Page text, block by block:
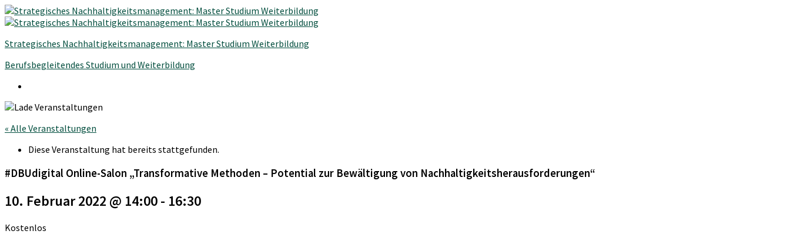
Strategisches Nachhaltigkeitsmanagement: Master Studium Weiterbildung
Berufsbegleitendes Studium und Weiterbildung
« Alle Veranstaltungen
Diese Veranstaltung hat bereits stattgefunden.
#DBUdigital Online-Salon „Transformative Methoden – Potential zur Bewältigung von Nachhaltigkeitsherausforderungen“
10. Februar 2022 @ 14:00- 16:30
Kostenlos